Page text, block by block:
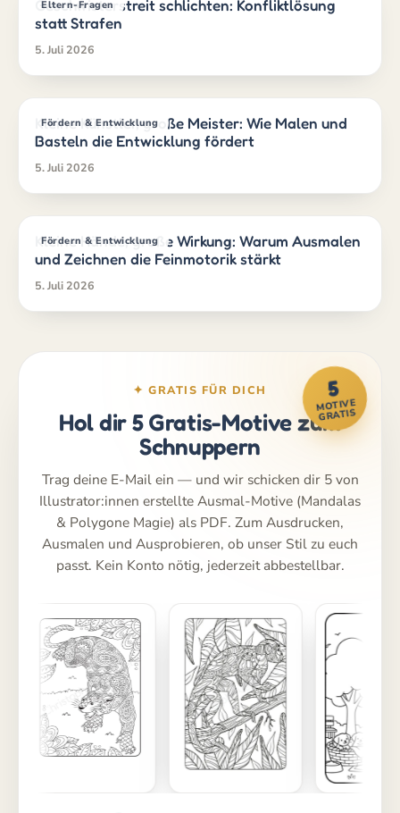
Eltern-Fragen
Geschwisterstreit schlichten: Konfliktlösung
statt Strafen
5. Juli 2026
Fördern & Entwicklung
Kleine Künstler, große Meister: Wie Malen und
Basteln die Entwicklung fördert
5. Juli 2026
Fördern & Entwicklung
Kleine Hände, große Wirkung: Warum Ausmalen
und Zeichnen die Feinmotorik stärkt
5. Juli 2026
5
MOTIVE
GRATIS
✦ GRATIS FÜR DICH
Hol dir 5 Gratis-Motive zum
Schnuppern
Trag deine E-Mail ein — und wir schicken dir 5 von
Illustrator:innen erstellte Ausmal-Motive (Mandalas
& Polygone Magie) als PDF. Zum Ausdrucken,
Ausmalen und Ausprobieren, ob unser Stil zu euch
passt. Kein Konto nötig, jederzeit abbestellbar.